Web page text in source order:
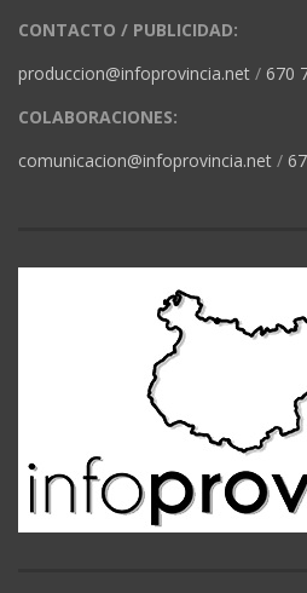
CONTACTO / PUBLICIDAD:
produccion@infoprovincia.net / 670
COLABORACIONES:
comunicacion@infoprovincia.net /